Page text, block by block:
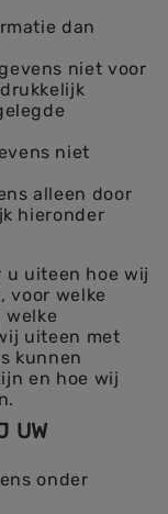
dan
niet voor
niet
alleen door
hieronder
uiteen hoe wij
voor welke
welke
uiteen met
kunnen
en hoe wij
UW
onder